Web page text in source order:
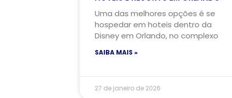
Uma das melhores opções é se
hospedar em hoteis dentro da
Disney em Orlando, no complexo
SAIBA MAIS »
27 de janeiro de 2026